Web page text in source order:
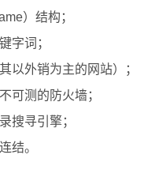
）结构；
字词；
以外销为主的网站）；
可测的防火墙；
搜寻引擎；
结。